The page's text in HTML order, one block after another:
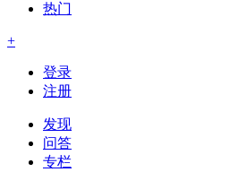
热门
+
登录
注册
发现
问答
专栏